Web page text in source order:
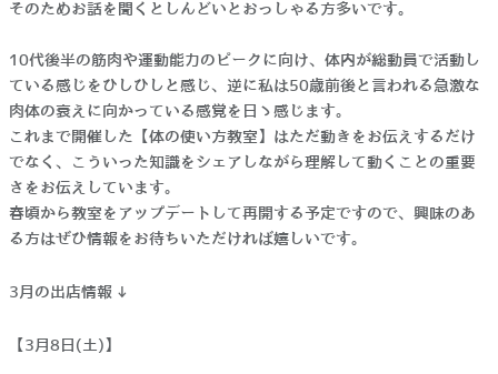
そのためお話を聞くとしんどいとおっしゃる方多いです。
10代後半の筋肉や運動能力のピークに向け、体内が総動員で活動し
ている感じをひしひしと感じ、逆に私は50歳前後と言われる急激な
肉体の衰えに向かっている感覚を日々感じます。
これまで開催した【体の使い方教室】はただ動きをお伝えするだけ
でなく、こういった知識をシェアしながら理解して動くことの重要
さをお伝えしています。
春頃から教室をアップデートして再開する予定ですので、興味のあ
る方はぜひ情報をお待ちいただければ嬉しいです。
3月の出店情報↓
【3月8日(土)】